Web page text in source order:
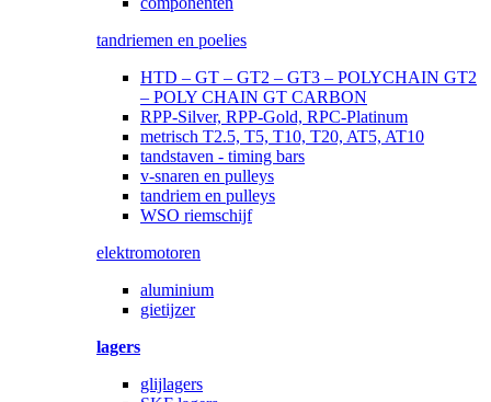
tandriemen en poelies
HTD – GT – GT2 – GT3 – POLYCHAIN GT2
– POLY CHAIN GT CARBON
RPP-Silver, RPP-Gold, RPC-Platinum
metrisch T2.5, T5, T10, T20, AT5, AT10
tandstaven - timing bars
v-snaren en pulleys
tandriem en pulleys
WSO riemschijf
elektromotoren
aluminium
gietijzer
lagers
glijlagers